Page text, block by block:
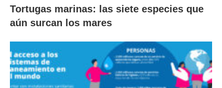
Tortugas marinas: las siete especies que
aún surcan los mares